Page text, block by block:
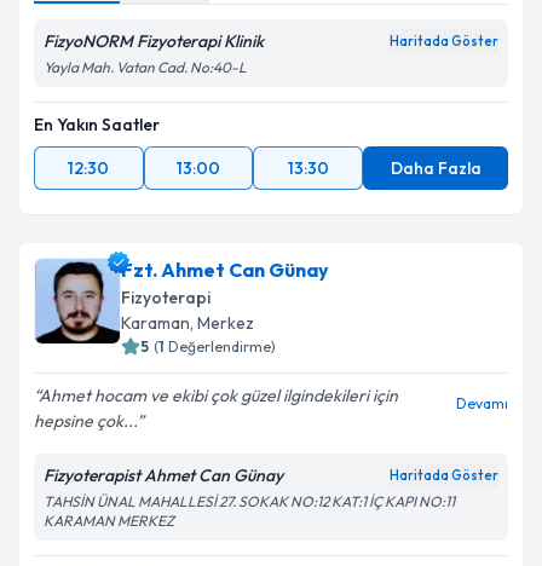
FizyoNORM Fizyoterapi Klinik Haritada Göster
Yayla Mah. Vatan Cad. No:40-L
En Yakın Saatler
12:30
13:00 13:30 Daha Fazla
Fzt. Ahmet Can Günay
Fizyoterapi
Karaman, Merkez
5 (1 Değerlendirme)
Ahmet hocam ve ekibi çok güzel ilgindekileri için
hepsine çok...
Devamı
Fizyoterapist Ahmet Can Günay Haritada Göster
TAHSİN ÜNAL MAHALLESİ 27. SOKAK NO:12 KAT:1 İÇ KAPI NO:11
KARAMAN MERKEZ